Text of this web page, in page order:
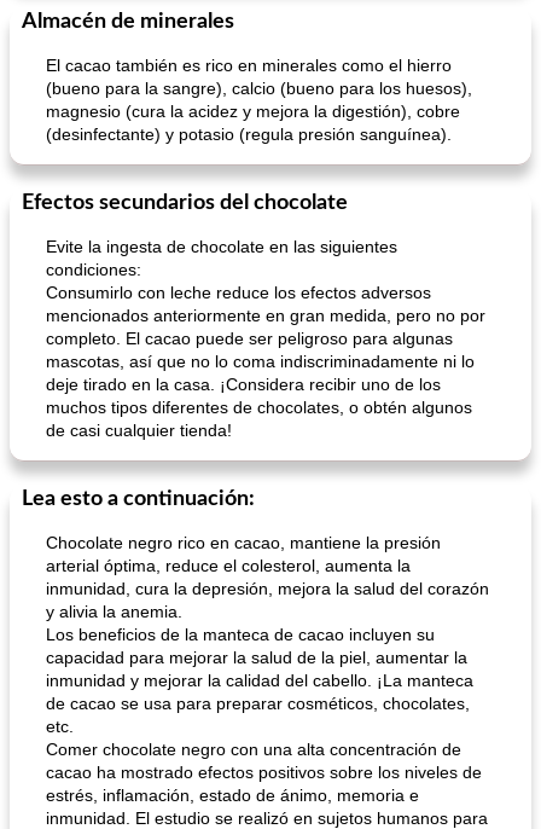
Almacén de minerales
El cacao también es rico en minerales como el hierro
(bueno para la sangre), calcio (bueno para los huesos),
magnesio (cura la acidez y mejora la digestión), cobre
(desinfectante) y potasio (regula presión sanguínea).
Efectos secundarios del chocolate
Evite la ingesta de chocolate en las siguientes
condiciones:
Consumirlo con leche reduce los efectos adversos
mencionados anteriormente en gran medida, pero no por
completo. El cacao puede ser peligroso para algunas
mascotas, así que no lo coma indiscriminadamente ni lo
deje tirado en la casa. ¡Considera recibir uno de los
muchos tipos diferentes de chocolates, o obtén algunos
de casi cualquier tienda!
Lea esto a continuación:
Chocolate negro rico en cacao, mantiene la presión
arterial óptima, reduce el colesterol, aumenta la
inmunidad, cura la depresión, mejora la salud del corazón
y alivia la anemia.
Los beneficios de la manteca de cacao incluyen su
capacidad para mejorar la salud de la piel, aumentar la
inmunidad y mejorar la calidad del cabello. ¡La manteca
de cacao se usa para preparar cosméticos, chocolates,
etc.
Comer chocolate negro con una alta concentración de
cacao ha mostrado efectos positivos sobre los niveles de
estrés, inflamación, estado de ánimo, memoria e
inmunidad. El estudio se realizó en sujetos humanos para